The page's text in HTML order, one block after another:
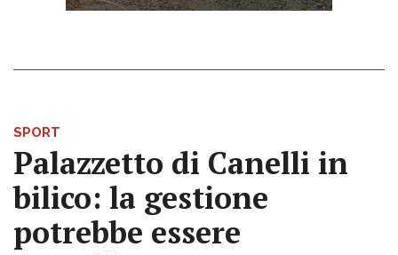
SPORT
Palazzetto di Canelli in
bilico: la gestione
potrebbe essere